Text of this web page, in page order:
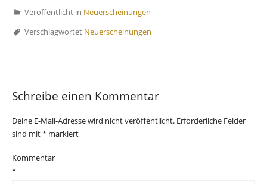
Veröffentlicht in Neuerscheinungen
Verschlagwortet Neuerscheinungen
Schreibe einen Kommentar
Deine E-Mail-Adresse wird nicht veröffentlicht. Erforderliche Felder
sind mit* markiert
Kommentar
*